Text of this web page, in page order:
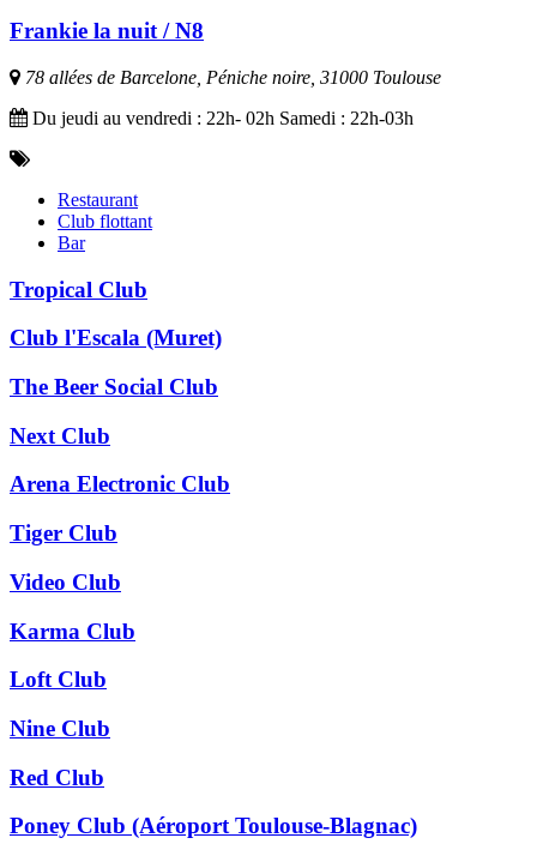
Frankie la nuit / N8
78 allées de Barcelone, Péniche noire, 31000 Toulouse
Du jeudi au vendredi : 22h- 02h Samedi : 22h-03h
Restaurant
Club flottant
Bar
Tropical Club
Club l'Escala (Muret)
The Beer Social Club
Next Club
Arena Electronic Club
Tiger Club
Video Club
Karma Club
Loft Club
Nine Club
Red Club
Poney Club (Aéroport Toulouse-Blagnac)